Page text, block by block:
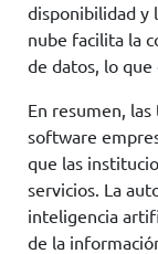
disponibilidad y
nube facilita la
de datos, lo
En resumen,
software
que las
servicios. La
inteligencia
de la